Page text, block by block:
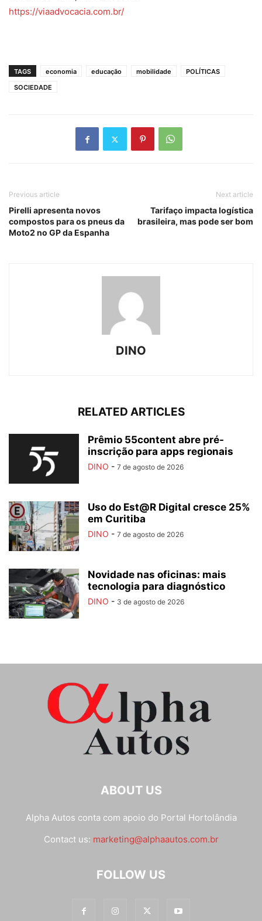
https://viaadvocacia.com.br/
TAGS economia educação mobilidade
POLÍTICAS
SOCIEDADE
Previous article
Pirelli apresenta novos
compostos para os pneus da
Moto2 no GP da Espanha
Next article
Tarifaço impacta logística
brasileira, mas pode ser bom
DINO
RELATED ARTICLES
Prêmio 55content abre pré-
inscrição para apps regionais
DINO - 7 de agosto de 2026
Uso do Est@R Digital cresce 25%
em Curitiba
DINO - 7 de agosto de 2026
Novidade nas oficinas: mais
tecnologia para diagnóstico
DINO - 3 de agosto de 2026
ABOUT US
Alpha Autos conta com apoio do Portal Hortolândia
Contact us: marketing@alphaautos.com.br
FOLLOW US